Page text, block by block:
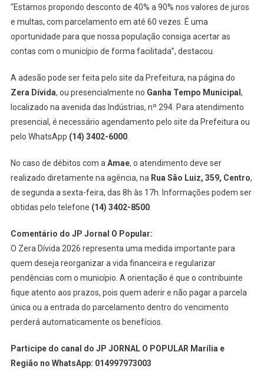
“Estamos propondo desconto de 40% a 90% nos valores de juros
e multas, com parcelamento em até 60 vezes. É uma
oportunidade para que nossa população consiga acertar as
contas com o município de forma facilitada”, destacou.
A adesão pode ser feita pelo site da Prefeitura, na página do
Zera Dívida, ou presencialmente no Ganha Tempo Municipal,
localizado na avenida das Indústrias, nº 294. Para atendimento
presencial, é necessário agendamento pelo site da Prefeitura ou
pelo WhatsApp (14) 3402-6000.
No caso de débitos com a Amae, o atendimento deve ser
realizado diretamente na agência, na Rua São Luiz, 359, Centro,
de segunda a sexta-feira, das 8h às 17h. Informações podem ser
obtidas pelo telefone (14) 3402-8500.
Comentário do JP Jornal O Popular:
O Zera Dívida 2026 representa uma medida importante para
quem deseja reorganizar a vida financeira e regularizar
pendências com o município. A orientação é que o contribuinte
fique atento aos prazos, pois quem aderir e não pagar a parcela
única ou a entrada do parcelamento dentro do vencimento
perderá automaticamente os benefícios.
Participe do canal do JP JORNAL O POPULAR Marília e
Região no WhatsApp: 014997973003